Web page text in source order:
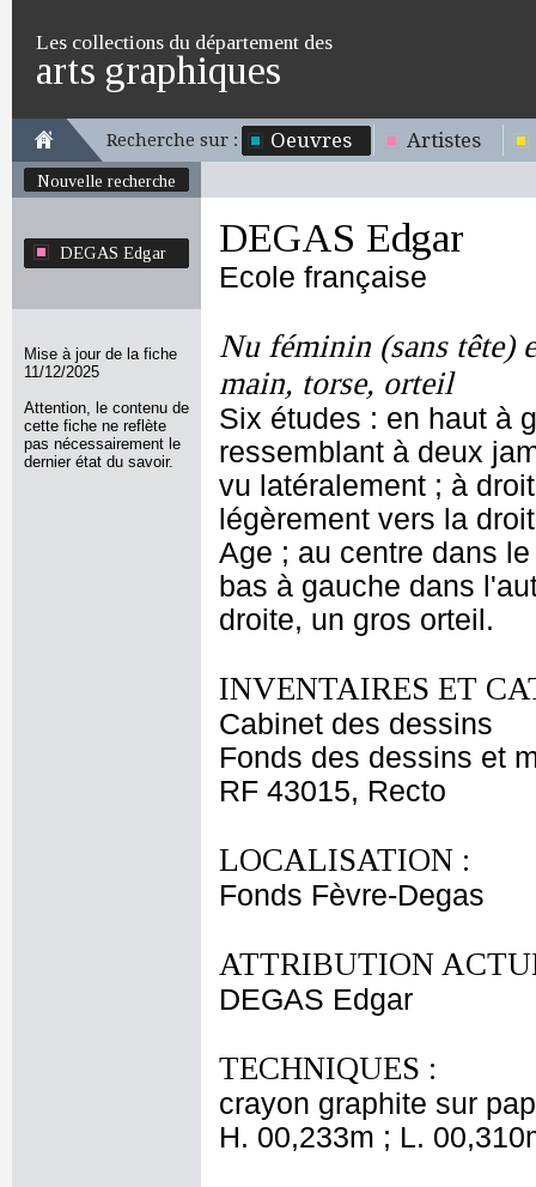
Les collections du département des
arts graphiques
Recherche sur : Oeuvres Artistes
Nouvelle recherche
DEGAS Edgar
Mise à jour de la fiche
11/12/2025
Attention, le contenu de
cette fiche ne reflète
pas nécessairement le
dernier état du savoir.
DEGAS Edgar
Ecole française
Nu féminin (sans tête)
main, torse, orteil
Six études : en haut à
ressemblant à deux
vu latéralement ; à
légèrement vers la
Age ; au centre dans
bas à gauche dans
droite, un gros orteil.
INVENTAIRES ET
Cabinet des dessins
Fonds des dessins et
RF 43015, Recto
LOCALISATION :
Fonds Fèvre-Degas
ATTRIBUTION
DEGAS Edgar
TECHNIQUES :
crayon graphite sur
H. 00,233m ; L.